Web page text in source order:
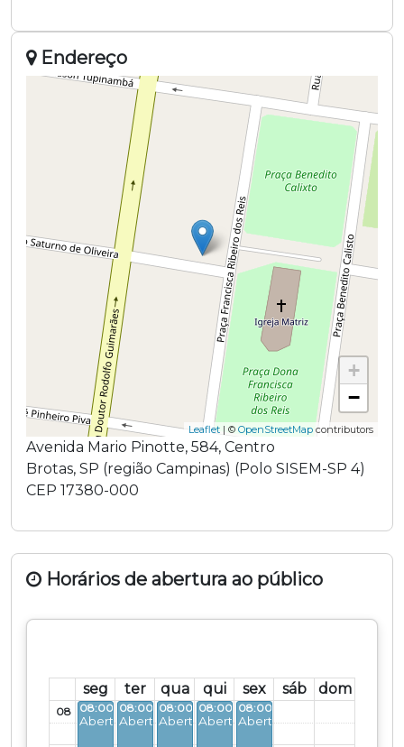
Endereço
+
−
Leaflet | © OpenStreetMap contributors
Avenida Mario Pinotte, 584, Centro
Brotas, SP (região Campinas) (Polo SISEM-SP 4)
CEP 17380-000
Horários de abertura ao público
seg ter qua qui sex sáb dom
08 08:00 - 20:30
Aberto
08:00 - 20:30
Aberto
08:00 - 20:30
Aberto
08:00 - 20:30
Aberto
08:00 - 20:30
Aberto